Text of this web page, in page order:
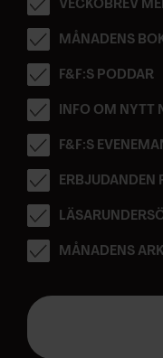
VECKOBREV
MÅNADENS
F&F:S PODDAR
INFO OM NYTT
F&F:S
ERBJUDANDEN
MÅNADENS
E
p